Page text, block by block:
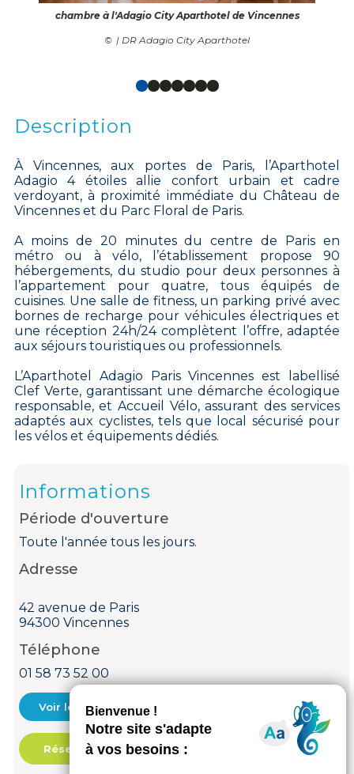
chambre à l'Adagio City Aparthotel de Vincennes
| DR Adagio City Aparthotel
Description
À Vincennes, aux portes de Paris, l’Aparthotel
Adagio 4 étoiles allie confort urbain et cadre
verdoyant, à proximité immédiate du Château de
Vincennes et du Parc Floral de Paris.
A moins de 20 minutes du centre de Paris en
métro ou à vélo, l’établissement propose 90
hébergements, du studio pour deux personnes à
l’appartement pour quatre, tous équipés de
cuisines. Une salle de fitness, un parking privé avec
bornes de recharge pour véhicules électriques et
une réception 24h/24 complètent l’offre, adaptée
aux séjours touristiques ou professionnels.
L’Aparthotel Adagio Paris Vincennes est labellisé
Clef Verte, garantissant une démarche écologique
responsable, et Accueil Vélo, assurant des services
adaptés aux cyclistes, tels que local sécurisé pour
les vélos et équipements dédiés.
Informations
Période d'ouverture
Toute l'année tous les jours.
Adresse
42 avenue de Paris
94300 Vincennes
Téléphone
01 58 73 52 00
Voir le courriel
Réservation